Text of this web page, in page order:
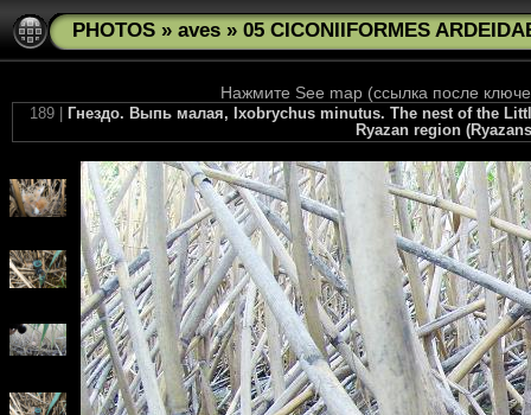
PHOTOS » aves » 05 CICONIIFORMES
Нажмите See map (ссылка после
189 |
Гнездо. Выпь малая, Ixobrychus minutus. The nest of the
Ryazan region